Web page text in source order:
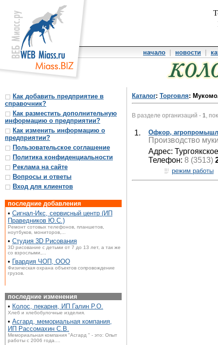
начало новости
Как добавить предприятие в
справочник?
Как разместить дополнительную
информацию о предприятии?
Как изменить информацию о
предприятии?
Пользовательское соглашение
Политика конфиденциальности
Реклама на сайте
Вопросы и ответы
Вход для клиентов
последние добавления
• Сигнал-Икс, сервисный центр (ИП
Праведников Ю.С.)
Ремонт сотовых телефонов, планшетов,
ноутбуков, мониторов,...
• Студия 3D Рисования
3D рисование с детьми от 7 до 13 лет, а так же
со взрослыми,...
• Гвардия ЧОП, ООО
Физическая охрана объектов сопровождение
грузов.
последние изменения
• Колос, пекарня, ИП Галин Р.О.
Хлеб и хлебобулочные изделия.
• Асгард, мемориальная компания,
ИП Рассомахин С.В.
Мемориальная компания "Асгард " - это: Опыт
работы с 2006 года....
Каталог: Торговля:
В разделе организаций - 1 ,
1. Офкор,
Производство
Адрес:
Телефон: 8 (3513)
режим работы